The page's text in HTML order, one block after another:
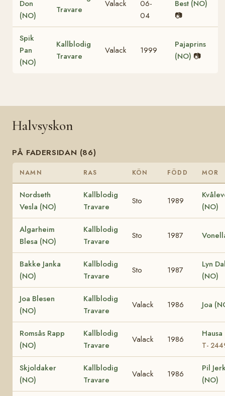
Don
(NO)
Travare
Valack
06-
04
Best (NO)
📷
Spik
Pan
(NO)
Kallblodig
Travare
Valack 1999
Pajaprins
(NO) 📷
Halvsyskon
PÅ FADERSIDAN (86)
NAMN RAS KÖN FÖDD MOR
Nordseth
Vesla (NO)
Kallblodig
Travare
Sto 1989
(NO)
Algarheim
Blesa (NO)
Kallblodig
Travare
Sto 1987
Bakke Janka
(NO)
Kallblodig
Travare
Sto 1987
Lyn
(NO)
Joa Blesen
(NO)
Kallblodig
Travare
Valack 1986 Joa
Romsås Rapp
(NO)
Kallblodig
Travare
Valack 1986
T-
Skjoldaker
(NO)
Kallblodig
Travare
Valack 1986
Pil
(NO)